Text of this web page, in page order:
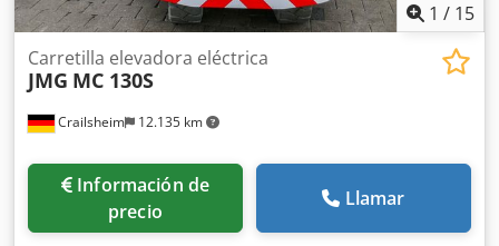
1 / 15
Crailsheim 12.135 km
Carretilla elevadora eléctrica
JMG MC 130S
Información de
precio
Llamar